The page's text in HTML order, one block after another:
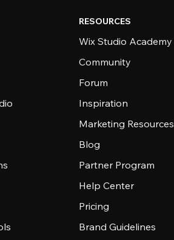
RESOURCES
Wix Studio Academy
Community
Forum
Inspiration
Marketing Resources
Blog
Partner Program
Help Center
Pricing
Brand Guidelines